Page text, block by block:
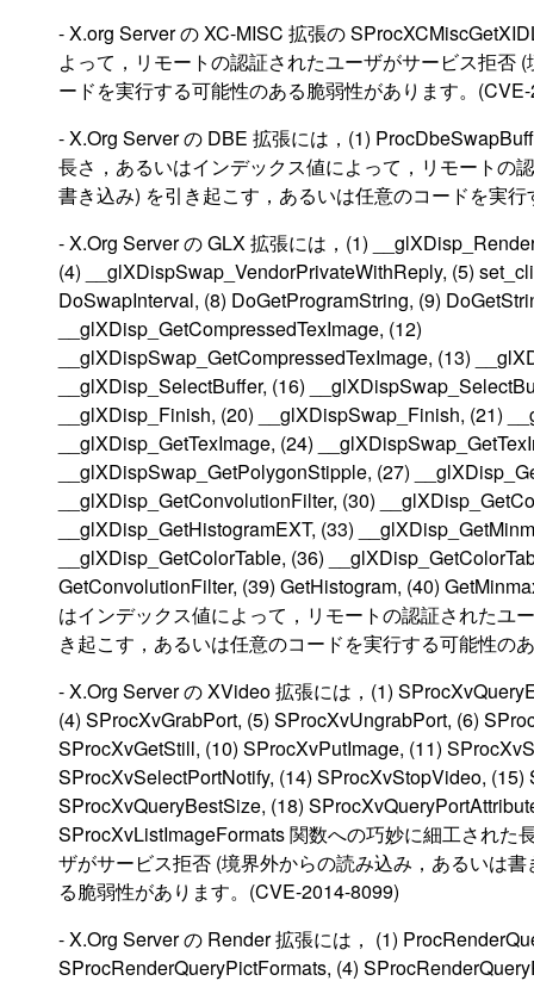
- X.org Server の XC-MISC 拡張の
よって，リモートの認証されたユーザがサービス拒否
ードを実行する可能性のある脆弱性があります。
- X.Org Server の DBE 拡張には，(1)
長さ，あるいはインデックス値によって，リモートの
書き込み) を引き起こす，あるいは任意のコードを実
- X.Org Server の GLX 拡張には，(1)
(4) __glXDispSwap_VendorPrivateWithReply, (5)
DoSwapInterval, (8) DoGetProgramString, (9)
__glXDisp_GetCompressedTexImage, (12)
__glXDispSwap_GetCompressedTexImage, (13)
__glXDisp_SelectBuffer, (16)
__glXDisp_Finish, (20) __glXDispSwap_Finish, (21)
__glXDisp_GetTexImage, (24)
__glXDispSwap_GetPolygonStipple, (27)
__glXDisp_GetConvolutionFilter, (30)
__glXDisp_GetHistogramEXT, (33)
__glXDisp_GetColorTable, (36)
GetConvolutionFilter, (39) GetHistogram, (40)
はインデックス値によって，リモートの認証されたユ
き起こす，あるいは任意のコードを実行する可能性の
- X.Org Server の XVideo 拡張には，(1)
(4) SProcXvGrabPort, (5) SProcXvUngrabPort, (6)
SProcXvGetStill, (10) SProcXvPutImage, (11)
SProcXvSelectPortNotify, (14) SProcXvStopVideo,
SProcXvQueryBestSize, (18)
SProcXvListImageFormats 関数への巧妙に細工され
ザがサービス拒否 (境界外からの読み込み，あるいは
る脆弱性があります。(CVE-2014-8099)
- X.Org Server の Render 拡張には， (1)
SProcRenderQueryPictFormats, (4)